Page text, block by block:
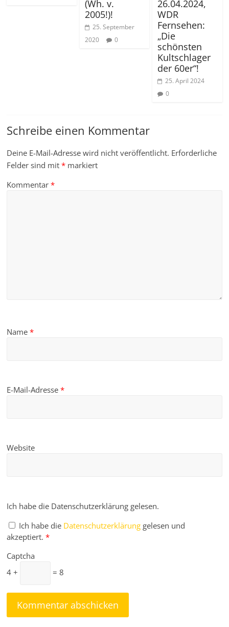
(Wh. v.
2005!)!
25. September
2020
0
26.04.2024,
WDR
Fernsehen:
„Die
schönsten
Kultschlager
der 60er“!
25. April 2024
0
Schreibe einen Kommentar
Deine E-Mail-Adresse wird nicht veröffentlicht. Erforderliche
Felder sind mit* markiert
Kommentar*
Name*
E-Mail-Adresse*
Website
Ich habe die Datenschutzerklärung gelesen.
Ich habe die Datenschutzerklärung gelesen und
akzeptiert. *
Captcha
4 +
= 8